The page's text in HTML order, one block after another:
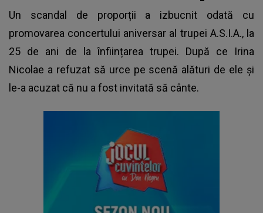
Un scandal de proporții a izbucnit odată cu
promovarea concertului aniversar al trupei A.S.I.A., la
25 de ani de la înființarea trupei. După ce Irina
Nicolae a refuzat să urce pe scenă alături de ele și
le-a acuzat că nu a fost invitată să cânte.